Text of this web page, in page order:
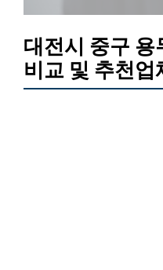
대전시 중구 용
비교 및 추천업